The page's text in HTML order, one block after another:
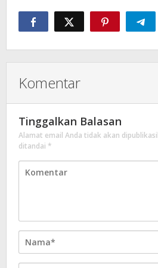
Komentar
Tinggalkan Balasan
Alamat email Anda tidak akan
ditandai *